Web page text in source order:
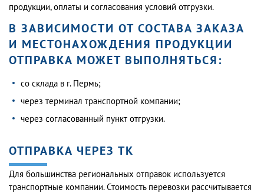
продукции, оплаты и согласования условий отгрузки.
В ЗАВИСИМОСТИ ОТ СОСТАВА ЗАКАЗА
И МЕСТОНАХОЖДЕНИЯ ПРОДУКЦИИ
ОТПРАВКА МОЖЕТ ВЫПОЛНЯТЬСЯ:
со склада в г. Пермь;
через терминал транспортной компании;
через согласованный пункт отгрузки.
ОТПРАВКА ЧЕРЕЗ ТК
Для большинства региональных отправок используется
транспортные компании. Стоимость перевозки рассчитывается